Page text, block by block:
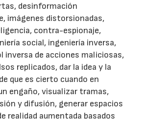
desinformación
imágenes distorsionadas,
contra-espionaje,
social, ingeniería inversa,
inversa de acciones maliciosas,
replicados, dar la idea y la
que es cierto cuando en
engaño, visualizar tramas,
y difusión, generar espacios
realidad aumentada basados